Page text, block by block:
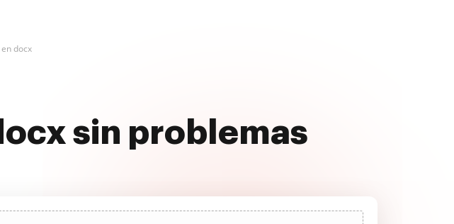
docx
sin problemas